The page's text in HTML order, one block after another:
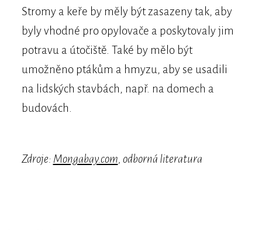
Stromy a keře by měly být zasazeny tak, aby
byly vhodné pro opylovače a poskytovaly jim
potravu a útočiště. Také by mělo být
umožněno ptákům a hmyzu, aby se usadili
na lidských stavbách, např. na domech a
budovách.
Zdroje: Mongabay.com, odborná literatura